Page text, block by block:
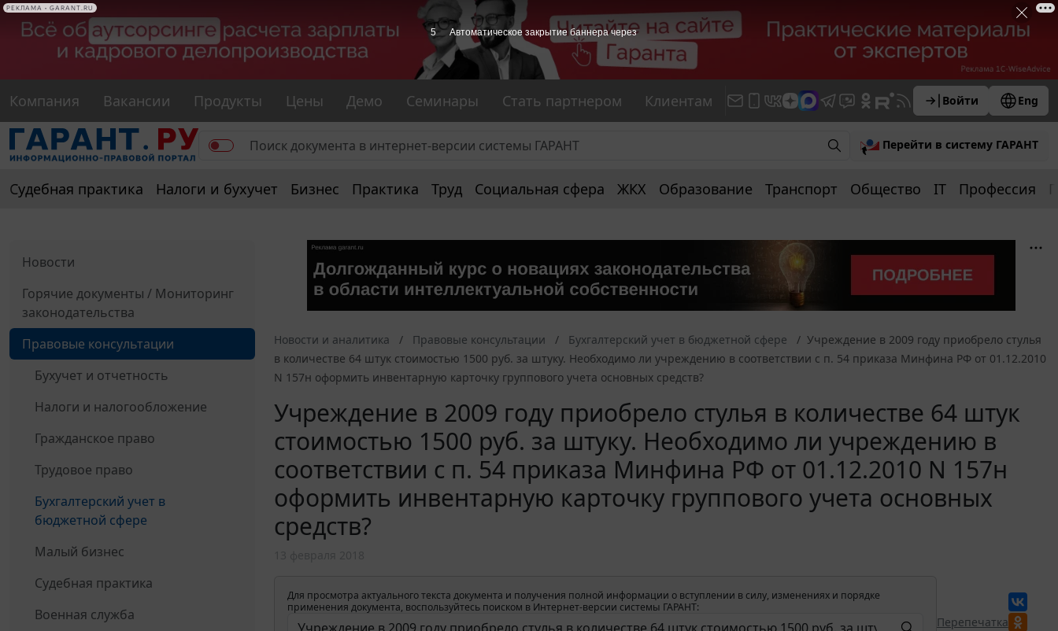
Компания Вакансии Продукты Цены Демо Семинары Стать партнером Клиентам Войти Eng
Перейти в систему ГАРАНТ
Судебная практика Налоги и бухучет Бизнес Практика Труд Социальная сфера ЖКХ Образование Транспорт Общество IT Профессия
Новости
Горячие документы / Мониторинг
законодательства
Правовые консультации
Бухучет и отчетность
Налоги и налогообложение
Гражданское право
Трудовое право
Бухгалтерский учет в
бюджетной сфере
Малый бизнес
Судебная практика
Военная служба
Новости и аналитика Правовые консультации Бухгалтерский учет в бюджетной сфере
Учреждение в 2009 году приобрело стулья
в количестве 64 штук стоимостью 1500 руб. за штуку. Необходимо ли учреждению в соответствии с п. 54 приказа Минфина РФ от 01.12.2010
N 157н оформить инвентарную карточку группового учета основных средств?
Учреждение в 2009 году приобрело стулья в количестве 64 штук
стоимостью 1500 руб. за штуку. Необходимо ли учреждению в
соответствии с п. 54 приказа Минфина РФ от 01.12.2010 N 157н
оформить инвентарную карточку группового учета основных
средств?
Для просмотра актуального текста документа и получения полной информации о вступлении в силу, изменениях и порядке
применения документа, воспользуйтесь поиском в Интернет-версии системы ГАРАНТ:
Перепечатка
4 Автоматическое закрытие баннера через
РЕКЛАМА • GARANT.RU